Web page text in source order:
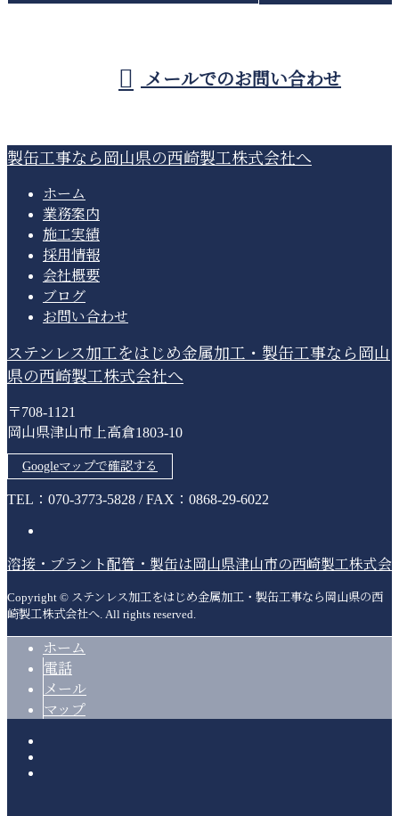
メールでのお問い合わせ
製缶工事なら岡山県の西崎製工株式会社へ
ホーム
業務案内
施工実績
採用情報
会社概要
ブログ
お問い合わせ
ステンレス加工をはじめ金属加工・製缶工事なら岡山
県の西崎製工株式会社へ
〒708-1121
岡山県津山市上高倉1803-10
Googleマップで確認する
TEL：070-3773-5828 / FAX：0868-29-6022
溶接・プラント配管・製缶は岡山県津山市の西崎製工株式会
Copyright © ステンレス加工をはじめ金属加工・製缶工事なら岡山県の西
崎製工株式会社へ. All rights reserved.
ホーム
電話
メール
マップ